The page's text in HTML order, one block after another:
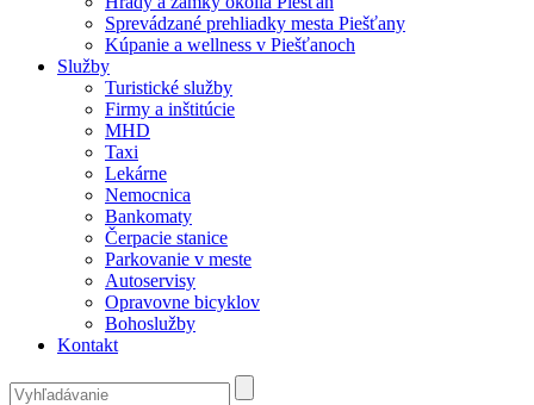
Sprevádzané prehliadky mesta Piešťany
Kúpanie a wellness v Piešťanoch
Služby
Turistické služby
Firmy a inštitúcie
MHD
Taxi
Lekárne
Nemocnica
Bankomaty
Čerpacie stanice
Parkovanie v meste
Autoservisy
Opravovne bicyklov
Bohoslužby
Kontakt